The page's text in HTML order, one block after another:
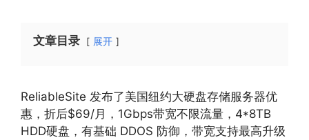
文章目录 展开
ReliableSite 发布了美国纽约大硬盘存储服务器优
惠，折后$69/月，1Gbps带宽不限流量，4*8TB
HDD硬盘，有基础 DDOS 防御，带宽支持最高升级